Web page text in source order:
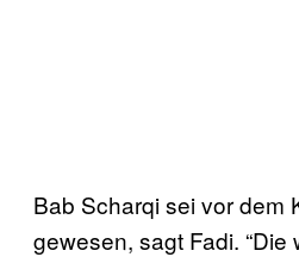
Bab Scharqi sei vor dem
gewesen, sagt Fadi. “Die